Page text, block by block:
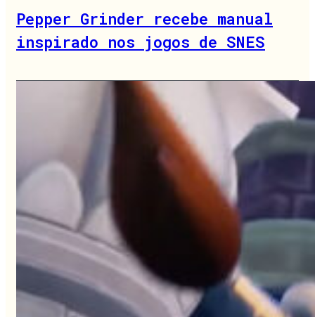
Pepper Grinder recebe manual
inspirado nos jogos de SNES